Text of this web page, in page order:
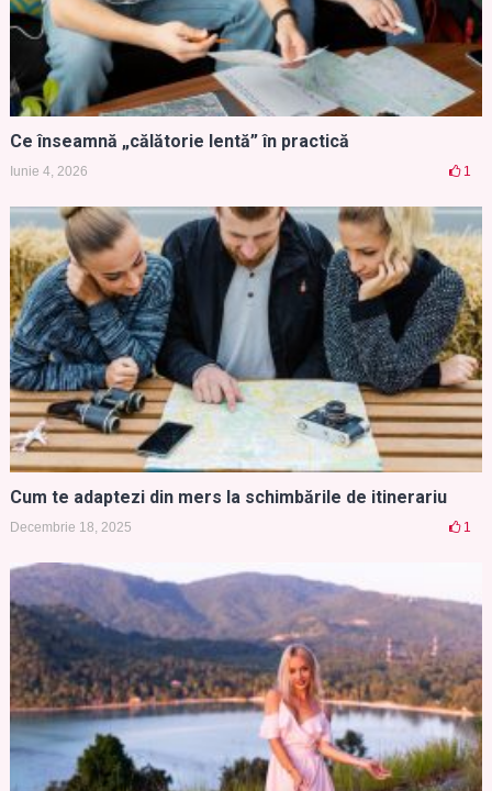
Ce înseamnă „călătorie lentă” în practică
Iunie 4, 2026 1
Cum te adaptezi din mers la schimbările de itinerariu
Decembrie 18, 2025 1